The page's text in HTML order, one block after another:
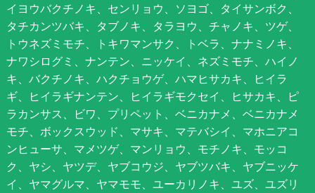
イヨウバクチノキ、センリョウ、ソヨゴ、タイサンボク、
タチカンツバキ、タブノキ、タラヨウ、チャノキ、ツゲ、
トウネズミモチ、トキワマンサク、トベラ、ナナミノキ、
ナワシログミ、ナンテン、ニッケイ、ネズミモチ、ハイノ
キ、バクチノキ、ハクチョウゲ、ハマヒサカキ、ヒイラ
ギ、ヒイラギナンテン、ヒイラギモクセイ、ヒサカキ、ピ
ラカンサス、ビワ、プリペット、ベニカナメ、ベニカナメ
モチ、ボックスウッド、マサキ、マテバシイ、マホニアコ
ンヒューサ、マメツゲ、マンリョウ、モチノキ、モッコ
ク、ヤシ、ヤツデ、ヤブコウジ、ヤブツバキ、ヤブニッケ
イ、ヤマグルマ、ヤマモモ、ユーカリノキ、ユズ、ユズリ